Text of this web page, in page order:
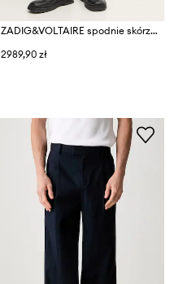
ZADIG&VOLTAIRE spodnie skórzane
2989,90 zł